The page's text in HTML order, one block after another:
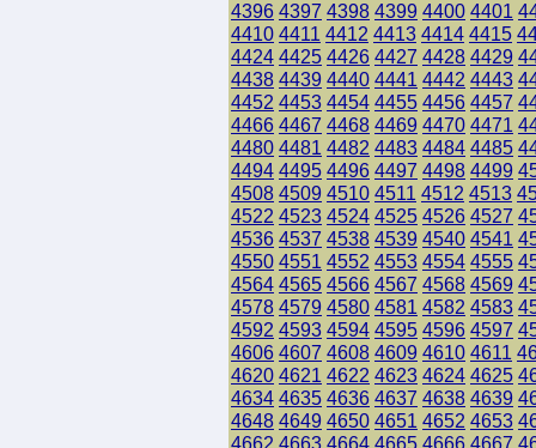
4396 4397 4398 4399 4400 4401
4410 4411 4412 4413 4414 4415
4424 4425 4426 4427 4428 4429
4438 4439 4440 4441 4442 4443
4452 4453 4454 4455 4456 4457
4466 4467 4468 4469 4470 4471
4480 4481 4482 4483 4484 4485
4494 4495 4496 4497 4498 4499
4508 4509 4510 4511 4512 4513
4522 4523 4524 4525 4526 4527
4536 4537 4538 4539 4540 4541
4550 4551 4552 4553 4554 4555
4564 4565 4566 4567 4568 4569
4578 4579 4580 4581 4582 4583
4592 4593 4594 4595 4596 4597
4606 4607 4608 4609 4610 4611
4620 4621 4622 4623 4624 4625
4634 4635 4636 4637 4638 4639
4648 4649 4650 4651 4652 4653
4662 4663 4664 4665 4666 4667